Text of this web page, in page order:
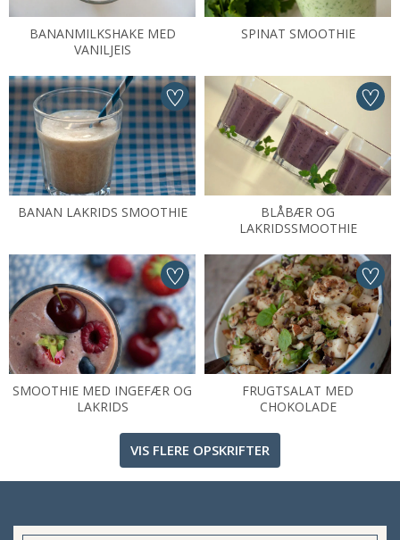
BANANMILKSHAKE MED
VANILJEIS
SPINAT SMOOTHIE
BANAN LAKRIDS SMOOTHIE
BLÅBÆR OG
LAKRIDSSMOOTHIE
SMOOTHIE MED INGEFÆR OG
LAKRIDS
FRUGTSALAT MED
CHOKOLADE
VIS FLERE OPSKRIFTER